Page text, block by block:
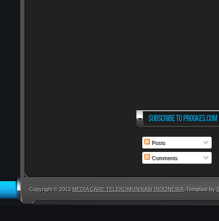
Posts
Comments
Copyright © 2013 MEDIA CARE TELEKOMUNIKASI INDONESIA. Template by